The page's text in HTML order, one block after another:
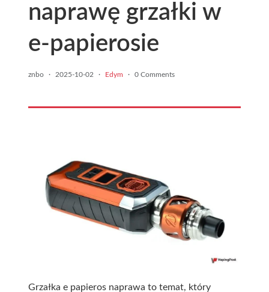
naprawę grzałki w
e-papierosie
znbo · 2025-10-02 · Edym · 0 Comments
Grzałka e papieros naprawa to temat, który